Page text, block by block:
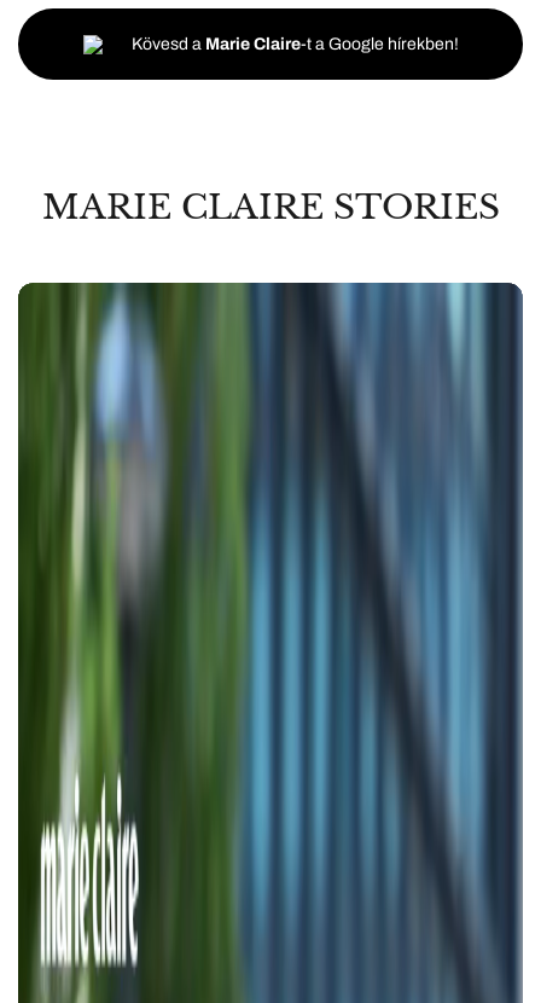
Kövesd a Marie Claire-t a Google hírekben!
MARIE CLAIRE STORIES